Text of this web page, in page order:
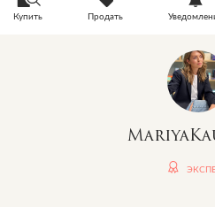
Купить Продать